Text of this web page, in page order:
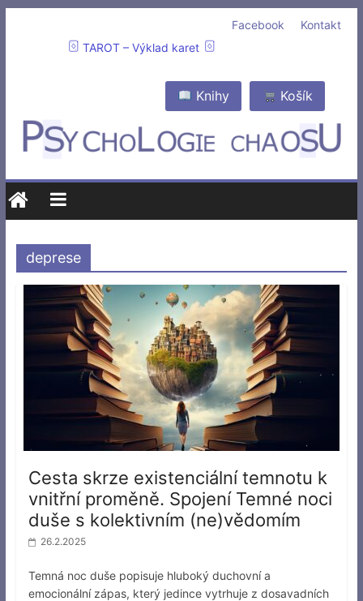
Kontakt
Facebook
TAROT – Výklad karet
Košík
Knihy
deprese
Cesta skrze existenciální temnotu k
vnitřní proměně. Spojení Temné noci
duše s kolektivním (ne)vědomím
26.2.2025
Temná noc duše popisuje hluboký duchovní a
emocionální zápas, který jedince vytrhuje z dosavadních